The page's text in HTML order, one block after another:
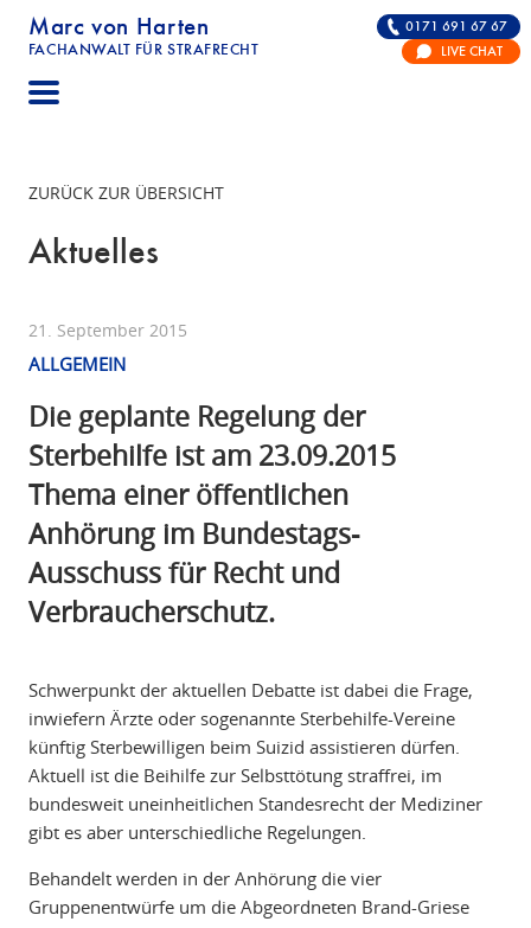
Marc von Harten
FACHANWALT FÜR STRAFRECHT
STRAFRECHT | RECHTSANWALT FÜR DIE
0171 691 67 67
LIVE CHAT
ZURÜCK ZUR ÜBERSICHT
Aktuelles
21. September 2015
ALLGEMEIN
Die geplante Regelung der
Sterbehilfe ist am 23.09.2015
Thema einer öffentlichen
Anhörung im Bundestags-
Ausschuss für Recht und
Verbraucherschutz.
Schwerpunkt der aktuellen Debatte ist dabei die Frage,
inwiefern Ärzte oder sogenannte Sterbehilfe-Vereine
künftig Sterbewilligen beim Suizid assistieren dürfen.
Aktuell ist die Beihilfe zur Selbsttötung straffrei, im
bundesweit uneinheitlichen Standesrecht der Mediziner
gibt es aber unterschiedliche Regelungen.
Behandelt werden in der Anhörung die vier
Gruppenentwürfe um die Abgeordneten Brand-Griese